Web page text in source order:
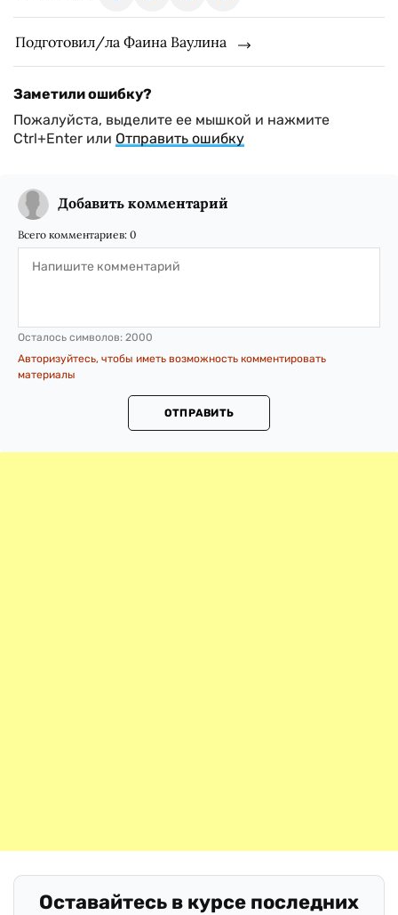
Подготовил/ла Фаина Ваулина
Заметили ошибку?
Пожалуйста, выделите ее мышкой и нажмите
Ctrl+Enter или Отправить ошибку
Добавить комментарий
Всего комментариев: 0
Осталось символов: 2000
Авторизуйтесь, чтобы иметь возможность комментировать
материалы
ОТПРАВИТЬ
Оставайтесь в курсе последних